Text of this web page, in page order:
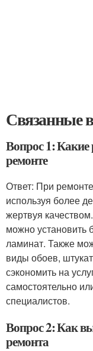
Связанные
Вопрос 1: Какие
ремонте
Ответ: При
используя более
жертвуя
можно
ламинат. Также
виды обоев,
сэкономить на
самостоятельно
специалистов.
Вопрос 2: Как
ремонта